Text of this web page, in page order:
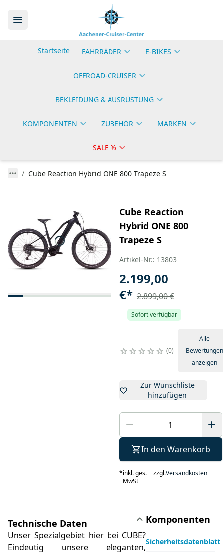
Startseite FAHRRÄDER E-BIKES
OFFROAD-CRUISER
BEKLEIDUNG & AUSRÜSTUNG
KOMPONENTEN ZUBEHÖR MARKEN
SALE %
Cube Reaction Hybrid ONE 800 Trapeze S
Cube Reaction
Hybrid ONE 800
Trapeze S
Artikel-Nr.: 13803
2.199,00
€* 2.899,00 €
Sofort verfügbar
0
Alle
Bewertungen
anzeigen
Zur Wunschliste
hinzufügen
In den Warenkorb
*inkl. ges.
MwSt
zzgl.Versandkosten
Technische Daten
Unser Spezialgebiet hier bei CUBE?
Eindeutig unsere eleganten,
Komponenten
Sicherheitsdatenblatt